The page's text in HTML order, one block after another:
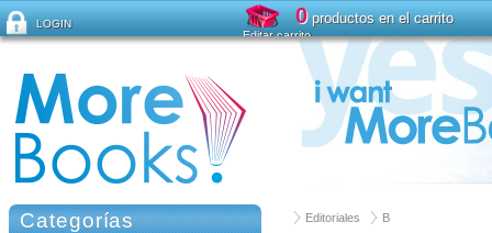
Editoriales B
Categorías
LOGIN
¿Ha olvidado su contraseña ?
0productos en el carrito
Editar carrito